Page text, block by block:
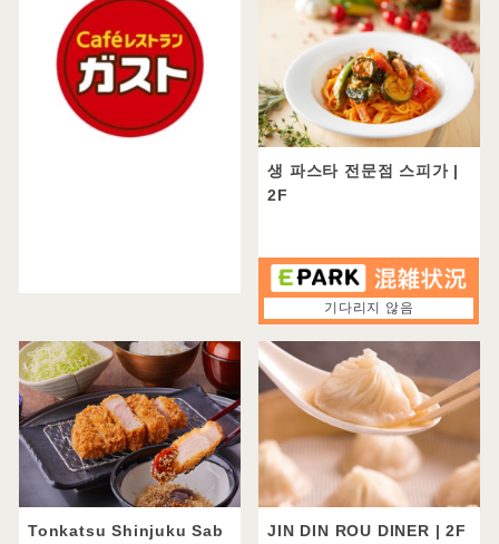
이 내용으로 필터링
~4000엔
4001엔~
조건으로 좁히기
개인실
테이크 아웃
예약 가능
FreeWifi
애완동물 동반 가능
생 파스타 전문점 스피가 |
2F
기다리지 않음
Tonkatsu Shinjuku Sab
JIN DIN ROU DINER | 2F